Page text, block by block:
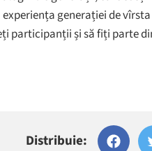
generației de vîrsta
participanții și să fiți parte
Distribuie: